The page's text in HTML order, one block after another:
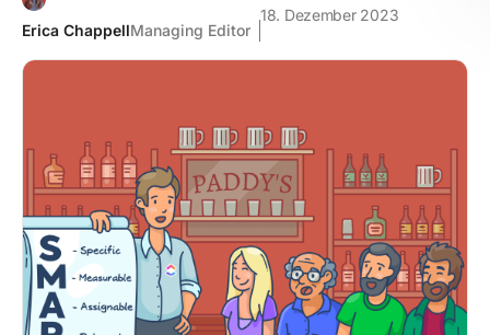
Erica ChappellManaging Editor
18. Dezember 2023